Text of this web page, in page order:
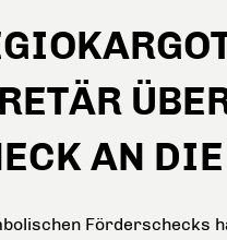
AN
Förderschecks